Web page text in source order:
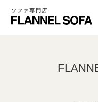
ソファ専門店